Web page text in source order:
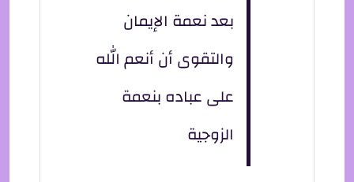
بعد نعمة الإيمان
والتقوى أن أنعم الله
على عباده بنعمة
الزوجية